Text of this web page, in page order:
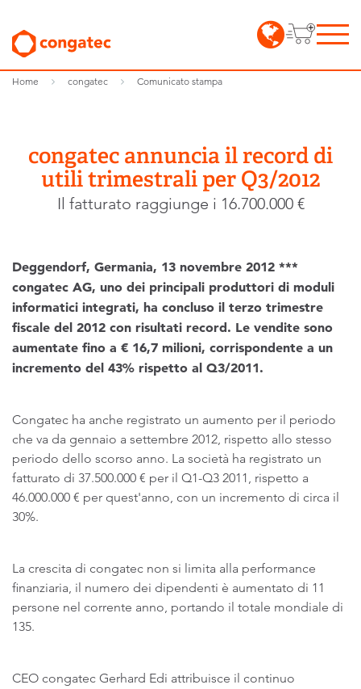
Home congatec Comunicato stampa
congatec annuncia il record di
utili trimestrali per Q3/2012
Il fatturato raggiunge i 16.700.000 €
Deggendorf, Germania, 13 novembre 2012 ***
congatec AG, uno dei principali produttori di moduli
informatici integrati, ha concluso il terzo trimestre
fiscale del 2012 con risultati record. Le vendite sono
aumentate fino a € 16,7 milioni, corrispondente a un
incremento del 43% rispetto al Q3/2011.
Congatec ha anche registrato un aumento per il periodo
che va da gennaio a settembre 2012, rispetto allo stesso
periodo dello scorso anno. La società ha registrato un
fatturato di 37.500.000 € per il Q1-Q3 2011, rispetto a
46.000.000 € per quest'anno, con un incremento di circa il
30%.
La crescita di congatec non si limita alla performance
finanziaria, il numero dei dipendenti è aumentato di 11
persone nel corrente anno, portando il totale mondiale di
135.
CEO congatec Gerhard Edi attribuisce il continuo